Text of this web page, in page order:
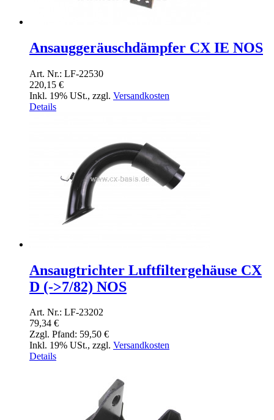
Ansauggeräuschdämpfer CX IE NOS
Art. Nr.: LF-22530
220,15 €
Inkl. 19% USt., zzgl. Versandkosten
Details
Ansaugtrichter Luftfiltergehäuse CX
D (->7/82) NOS
Art. Nr.: LF-23202
79,34 €
Zzgl. Pfand: 59,50 €
Inkl. 19% USt., zzgl. Versandkosten
Details